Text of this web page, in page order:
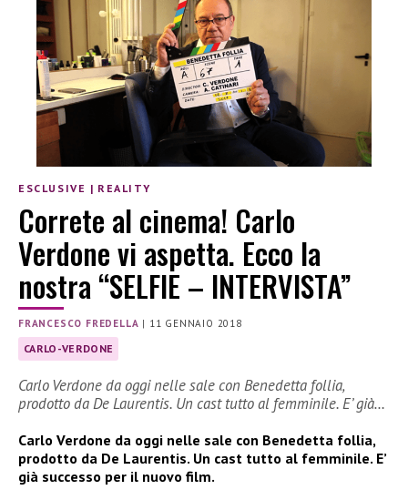
ESCLUSIVE | REALITY
Correte al cinema! Carlo
Verdone vi aspetta. Ecco la
nostra “SELFIE – INTERVISTA”
FRANCESCO FREDELLA | 11 GENNAIO 2018
CARLO-VERDONE
Carlo Verdone da oggi nelle sale con Benedetta follia,
prodotto da De Laurentis. Un cast tutto al femminile. E’ già…
Carlo Verdone da oggi nelle sale con Benedetta follia,
prodotto da De Laurentis. Un cast tutto al femminile. E’
già successo per il nuovo film.